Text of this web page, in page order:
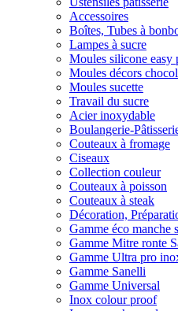
Accessoires
Boîtes, Tubes à
Lampes à sucre
Moules silicone easy
Moules décors
Moules sucette
Travail du sucre
Acier inoxydable
Boulangerie-
Couteaux à fromage
Ciseaux
Collection couleur
Couteaux à poisson
Couteaux à steak
Décoration,
Gamme éco manche
Gamme Mitre ronte
Gamme Ultra pro
Gamme Sanelli
Gamme Universal
Inox colour proof